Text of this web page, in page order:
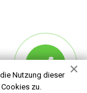
Nutzung dieser
zu.